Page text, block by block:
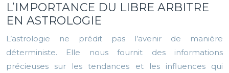
L’IMPORTANCE DU LIBRE ARBITRE
EN ASTROLOGIE
L’astrologie ne prédit pas l’avenir de manière
déterministe. Elle nous fournit des informations
précieuses sur les tendances et les influences qui